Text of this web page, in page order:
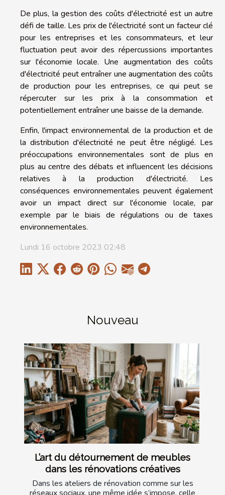
Nouveau
L’art du détournement de meubles
dans les rénovations créatives
Dans les ateliers de rénovation comme sur les
De plus, la gestion des coûts d'électricité est un autre
défi de taille. Les prix de l'électricité sont un facteur clé
pour les entreprises et les consommateurs, et leur
fluctuation peut avoir des répercussions importantes
sur l'économie locale. Une augmentation des coûts
d'électricité peut entraîner une augmentation des coûts
de production pour les entreprises, ce qui peut se
répercuter sur les prix à la consommation et
potentiellement entraîner une baisse de la demande.
Enfin, l'impact environnemental de la production et de
la distribution d'électricité ne peut être négligé. Les
préoccupations environnementales sont de plus en
plus au centre des débats et influencent les décisions
relatives à la production d'électricité. Les
conséquences environnementales peuvent également
avoir un impact direct sur l'économie locale, par
exemple par le biais de régulations ou de taxes
environnementales.
Lundi 16 octobre 2023 02:48